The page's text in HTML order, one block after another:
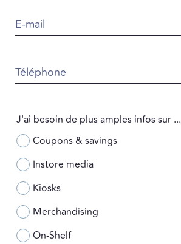
E-mail
Téléphone
J'ai besoin de plus amples infos sur ...
Coupons & savings
Instore media
Kiosks
Merchandising
On-Shelf